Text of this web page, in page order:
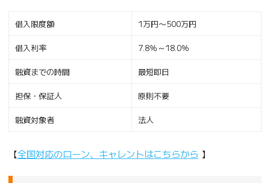
借入限度額 1万円〜500万円
借入利率 7.8％～18.0％
融資までの時間 最短即日
担保・保証人 原則不要
融資対象者 法人
【全国対応のローン、キャレントはこちらから 】